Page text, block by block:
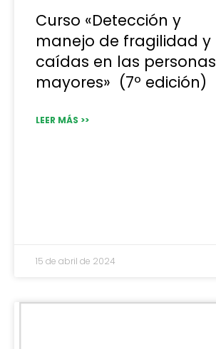
Curso «Detección y
manejo de fragilidad y
caídas en las personas
mayores» (7º edición)
LEER MÁS >>
15 de abril de 2024